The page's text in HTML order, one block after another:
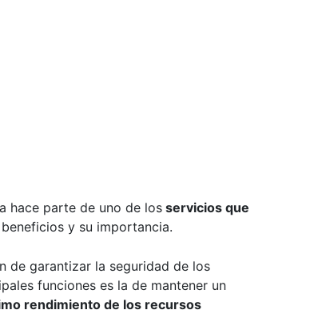
hace parte de uno de los servicios que
y su importancia.
de garantizar la seguridad de los
funciones es la de mantener un
rendimiento de los recursos